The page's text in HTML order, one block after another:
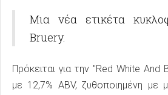
Μια νέα ετικέτα
Bruery.
Πρόκειται για την "Red White And
με 12,7% ABV, ζυθοποιημένη με